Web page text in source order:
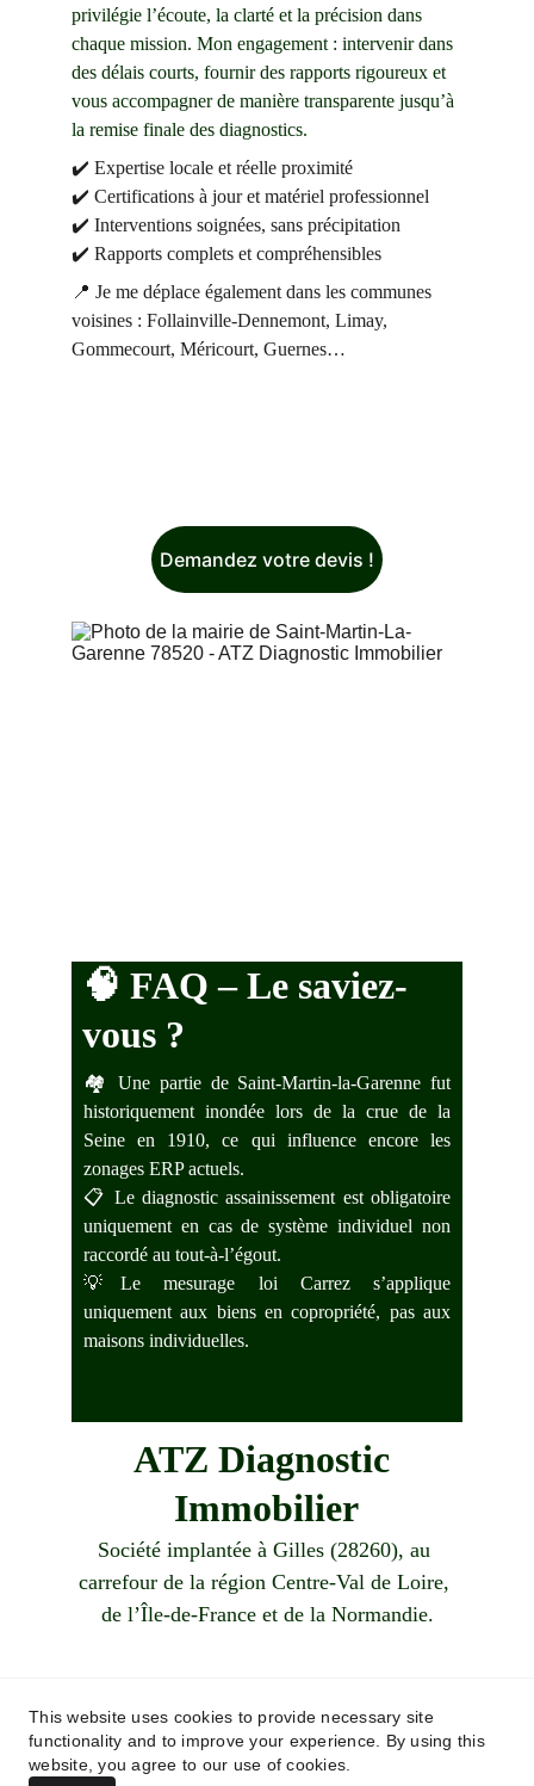
Demandez votre devis !
🧠 FAQ – Le saviez-
vous ?
🏘️ Une partie de Saint-Martin-la-Garenne fut
historiquement inondée lors de la crue de la
Seine en 1910, ce qui influence encore les
zonages ERP actuels.
📋 Le diagnostic assainissement est obligatoire
uniquement en cas de système individuel non
raccordé au tout-à-l’égout.
💡Le mesurage loi Carrez s’applique
uniquement aux biens en copropriété, pas aux
maisons individuelles.
privilégie l’écoute, la clarté et la précision dans
chaque mission. Mon engagement : intervenir dans
des délais courts, fournir des rapports rigoureux et
vous accompagner de manière transparente jusqu’à
la remise finale des diagnostics.
✔️ Expertise locale et réelle proximité
✔️ Certifications à jour et matériel professionnel
✔️ Interventions soignées, sans précipitation
✔️ Rapports complets et compréhensibles
📍 Je me déplace également dans les communes
voisines : Follainville-Dennemont, Limay,
Gommecourt, Méricourt, Guernes…
ATZ Diagnostic
Immobilier
06 83 87 26 15
contact@atzdiagnosticimmobilier.fr
Société implantée à Gilles (28260), au
carrefour de la région Centre-Val de Loire,
de l’Île-de-France et de la Normandie.
This website uses cookies to provide necessary site
functionality and to improve your experience. By using this
website, you agree to our use of cookies.